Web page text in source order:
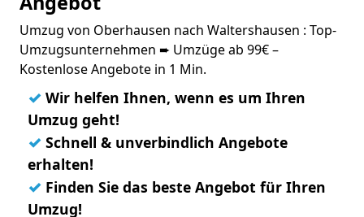
Umzug von Oberhausen nach Waltershausen : Top-
Umzugsunternehmen ➨ Umzüge ab 99€ –
Kostenlose Angebote in 1 Min.
✓ Wir helfen Ihnen, wenn es um Ihren
Umzug geht!
✓ Schnell & unverbindlich Angebote
erhalten!
✓ Finden Sie das beste Angebot für Ihren
Umzug!